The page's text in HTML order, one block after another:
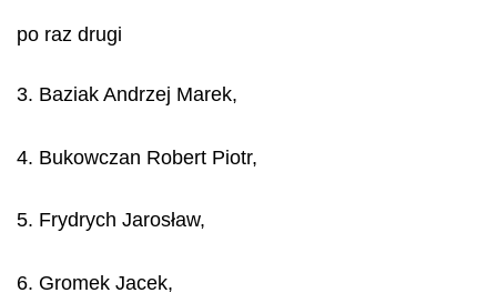
po raz drugi
3. Baziak Andrzej Marek,
4. Bukowczan Robert Piotr,
5. Frydrych Jarosław,
6. Gromek Jacek,